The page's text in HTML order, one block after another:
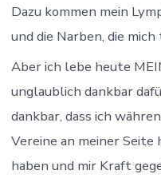
Dazu kommen mein
und die Narben, die
Aber ich lebe heute
unglaublich dankbar
dankbar, dass ich
Vereine an meiner
haben und mir Kraft